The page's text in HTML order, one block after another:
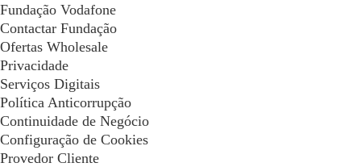
Fundação Vodafone
Contactar Fundação
Ofertas Wholesale
Privacidade
Serviços Digitais
Política Anticorrupção
Continuidade de Negócio
Configuração de Cookies
Provedor Cliente